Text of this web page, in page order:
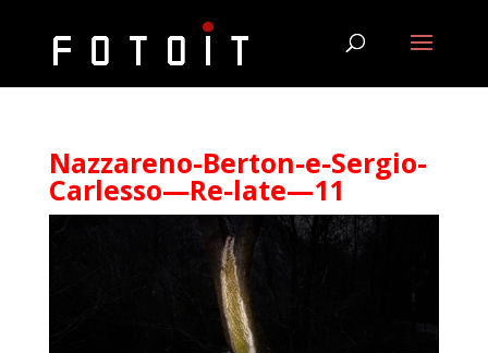
Nazzareno-Berton-e-Sergio-
Carlesso—Re-late—11